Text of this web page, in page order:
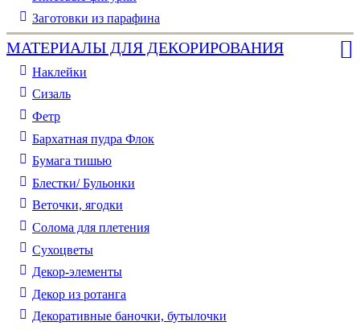
Заготовки из парафина
МАТЕРИАЛЫ ДЛЯ ДЕКОРИРОВАНИЯ
Наклейки
Сизаль
Фетр
Бархатная пудра Флок
Бумага тишью
Блестки/ Бульонки
Веточки, ягодки
Солома для плетения
Cухоцветы
Декор-элементы
Декор из ротанга
Декоративные баночки, бутылочки